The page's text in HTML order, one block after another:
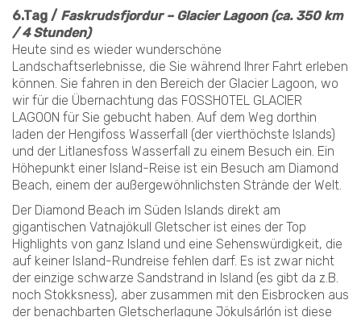
6.Tag / Faskrudsfjordur – Glacier Lagoon (ca. 350 km
/ 4 Stunden)
Heute sind es wieder wunderschöne
Landschaftserlebnisse, die Sie während Ihrer Fahrt erleben
können. Sie fahren in den Bereich der Glacier Lagoon, wo
wir für die Übernachtung das FOSSHOTEL GLACIER
LAGOON für Sie gebucht haben. Auf dem Weg dorthin
laden der Hengifoss Wasserfall (der vierthöchste Islands)
und der Litlanesfoss Wasserfall zu einem Besuch ein. Ein
Höhepunkt einer Island-Reise ist ein Besuch am Diamond
Beach, einem der außergewöhnlichsten Strände der Welt.
Der Diamond Beach im Süden Islands direkt am
gigantischen Vatnajökull Gletscher ist eines der Top
Highlights von ganz Island und eine Sehenswürdigkeit, die
auf keiner Island-Rundreise fehlen darf. Es ist zwar nicht
der einzige schwarze Sandstrand in Island (es gibt da z.B.
noch Stokksness), aber zusammen mit den Eisbrocken aus
der benachbarten Gletscherlagune Jökulsárlón ist diese